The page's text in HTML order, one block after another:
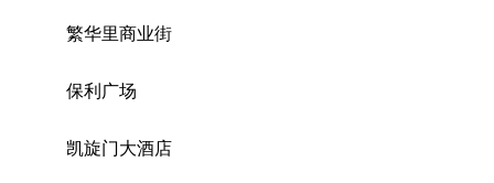
繁华里商业街
保利广场
凯旋门大酒店